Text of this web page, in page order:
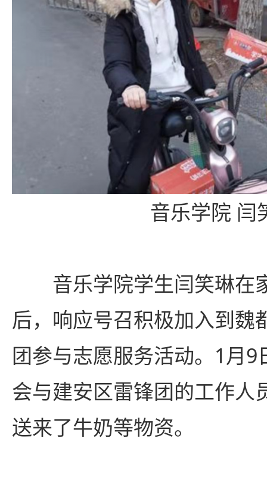
音乐学院 闫
音乐学院学生闫笑琳在
后，响应号召积极加入到魏
团参与志愿服务活动。1月9
会与建安区雷锋团的工作人
送来了牛奶等物资。